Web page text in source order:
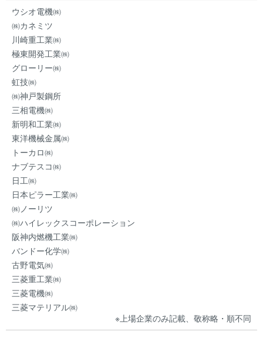
ウシオ電機㈱
㈱カネミツ
川崎重工業㈱
極東開発工業㈱
グローリー㈱
虹技㈱
㈱神戸製鋼所
三相電機㈱
新明和工業㈱
東洋機械金属㈱
トーカロ㈱
ナブテスコ㈱
日工㈱
日本ピラー工業㈱
㈱ノーリツ
㈱ハイレックスコーポレーション
阪神内燃機工業㈱
バンドー化学㈱
古野電気㈱
三菱重工業㈱
三菱電機㈱
三菱マテリアル㈱
※上場企業のみ記載、敬称略・順不同